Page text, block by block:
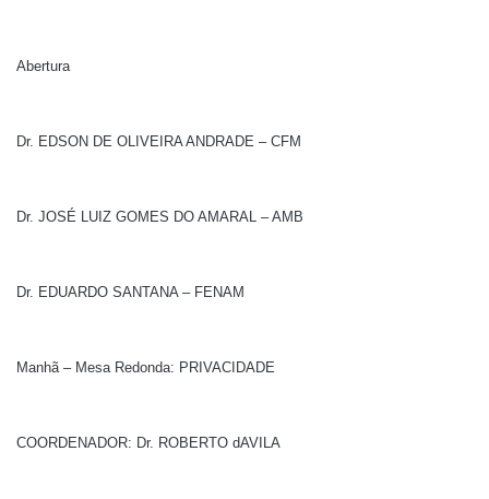
Abertura
Dr. EDSON DE OLIVEIRA ANDRADE – CFM
Dr. JOSÉ LUIZ GOMES DO AMARAL – AMB
Dr. EDUARDO SANTANA – FENAM
Manhã – Mesa Redonda: PRIVACIDADE
COORDENADOR: Dr. ROBERTO dAVILA